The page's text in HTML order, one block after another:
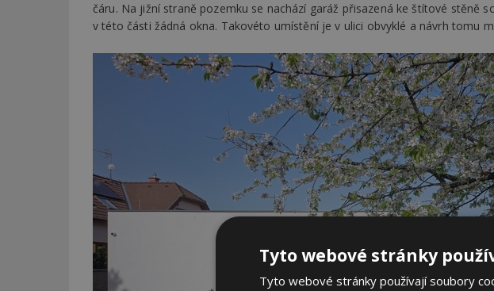
čáru. Na jižní straně pozemku se nachází garáž přisazená ke štítové stěně
v této části žádná okna. Takovéto umístění je v ulici obvyklé a návrh tomu
Tyto webové stránky
Tyto webové stránky používají soubory